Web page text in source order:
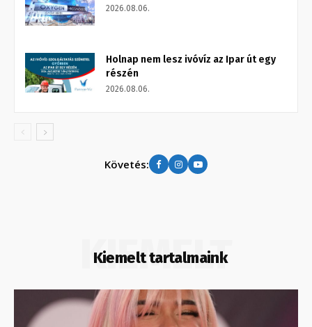
2026.08.06.
Holnap nem lesz ivóvíz az Ipar út egy
részén
2026.08.06.
Követés:
Kiemelt tartalmaink
KIEMELT